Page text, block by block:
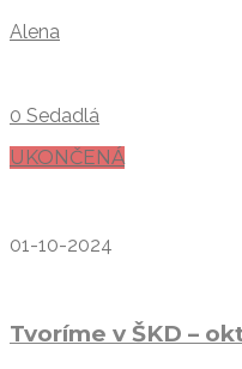
Alena
0 Sedadlá
UKONČENÁ
01-10-2024
Tvoríme v ŠKD –